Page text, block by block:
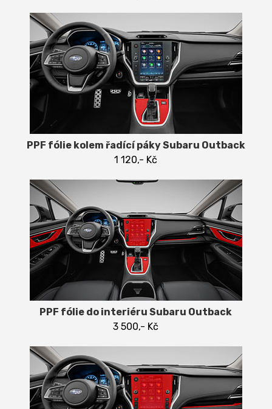
PPF fólie kolem řadící páky Subaru Outback
1 120,- Kč
PPF fólie do interiéru Subaru Outback
3 500,- Kč